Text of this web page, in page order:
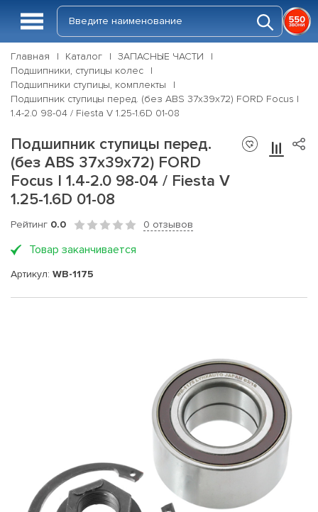
Главная Каталог
ЗАПАСНЫЕ ЧАСТИ
Подшипники, ступицы колес
Подшипники ступицы, комплекты
Подшипник ступицы перед. (без ABS 37x39x72) FORD Focus I
1.4-2.0 98-04 / Fiesta V 1.25-1.6D 01-08
Подшипник ступицы перед.
(без ABS 37x39x72) FORD
Focus I 1.4-2.0 98-04 / Fiesta V
1.25-1.6D 01-08
Рейтинг 0.0 0 отзывов
Товар заканчивается
Артикул: WB-1175